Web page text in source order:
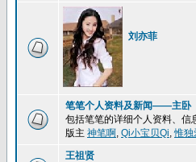
刘亦菲
笔笔个人资料及新闻——主卧
包括笔笔的详细个人资料、信
版主 神笔啊, Qi小宝贝Qi,惟独
王祖贤